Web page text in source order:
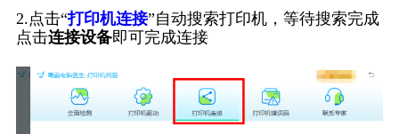
2.点击“打印机连接”自动搜索打印机，等待搜索完成
点击连接设备即可完成连接